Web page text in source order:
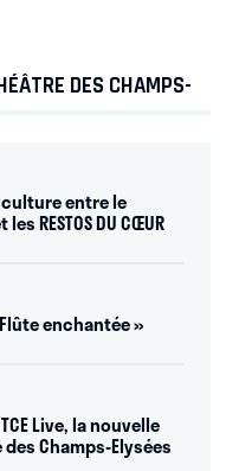
DES CHAMPS-
entre le
RESTOS DU CŒUR
enchantée »
Live, la nouvelle
Champs-Elysées